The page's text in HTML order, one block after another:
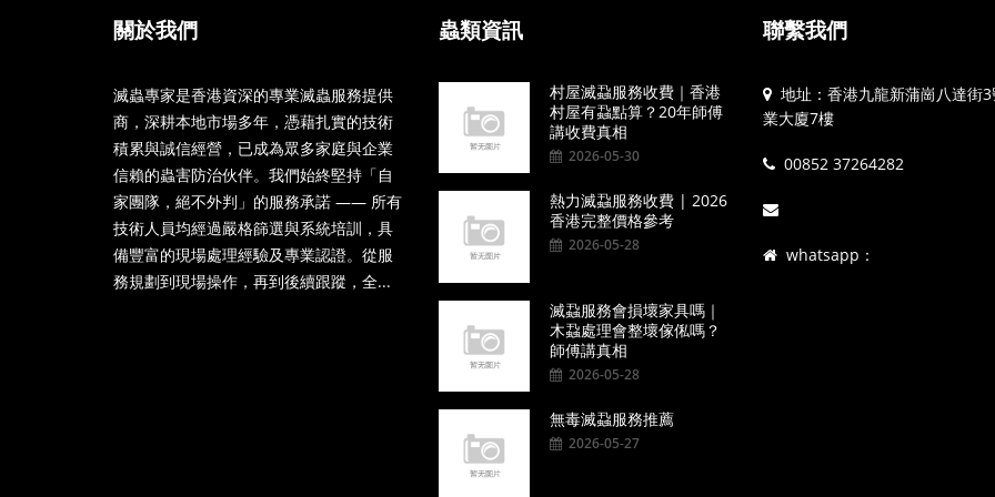
關於我們
滅蟲專家是香港資深的專業滅蟲服務提供
商，深耕本地市場多年，憑藉扎實的技術
積累與誠信經營，已成為眾多家庭與企業
信賴的蟲害防治伙伴。我們始終堅持「自
家團隊，絕不外判」的服務承諾 —— 所有
技術人員均經過嚴格篩選與系統培訓，具
備豐富的現場處理經驗及專業認證。從服
務規劃到現場操作，再到後續跟蹤，全...
蟲類資訊
村屋滅蝨服務收費｜香港
村屋有蝨點算？20年師傅
講收費真相
2026-05-30
熱力滅蝨服務收費 | 2026
香港完整價格參考
2026-05-28
滅蝨服務會損壞家具嗎｜
木蝨處理會整壞傢俬嗎？
師傅講真相
2026-05-28
無毒滅蝨服務推薦
2026-05-27
聯繫我們
地址：香港九龍新蒲崗八達街
業大廈7樓
00852 37264282
whatsapp：